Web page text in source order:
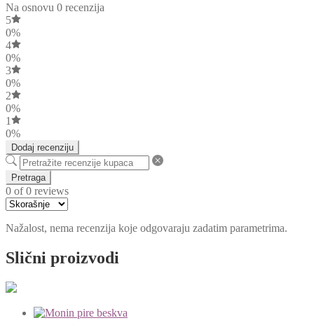
Na osnovu 0 recenzija
5
0%
4
0%
3
0%
2
0%
1
0%
Dodaj recenziju
Pretraga
0 of 0 reviews
Nažalost, nema recenzija koje odgovaraju zadatim parametrima.
Slični proizvodi